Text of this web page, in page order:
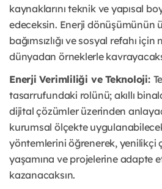
kaynaklarını teknik ve yapısal
edeceksin. Enerji dönüşümünün
bağımsızlığı ve sosyal refahı
dünyadan örneklerle
Enerji Verimliliği ve Teknoloji:
tasarrufundaki rolünü; akıllı
dijital çözümler üzerinden
kurumsal ölçekte
yöntemlerini öğrenerek, yenilikçi
yaşamına ve projelerine adapte
kazanacaksın.